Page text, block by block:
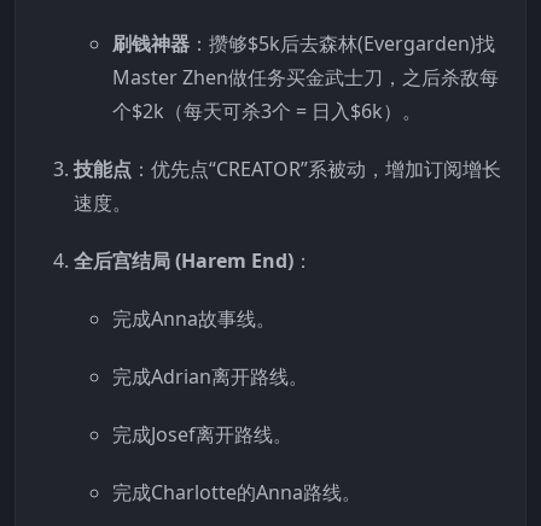
刷钱神器 ：攒够$5k后去森林(Evergarden)找
Master Zhen做任务买金武士刀，之后杀敌每
个$2k（每天可杀3个 = 日入$6k）。
技能点 ：优先点“CREATOR”系被动，增加订阅增长
速度。
全后宫结局 (Harem End) ：
完成Anna故事线。
完成Adrian离开路线。
完成Josef离开路线。
完成Charlotte的Anna路线。